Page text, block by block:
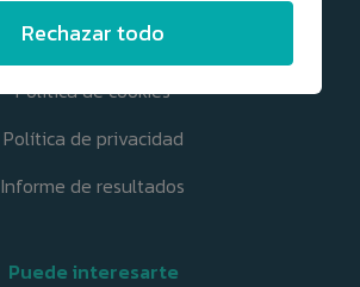
Términos y condiciones
Política de cookies
Política de privacidad
Informe de resultados
Puede interesarte
Rechazar todo